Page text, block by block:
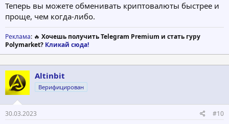
Теперь вы можете обменивать криптовалюты быстрее и
проще, чем когда-либо.
Реклама: 🔥 Хочешь получить Telegram Premium и стать гуру
Polymarket? Кликай сюда!
Altinbit
Верифицирован
30.03.2023 #10